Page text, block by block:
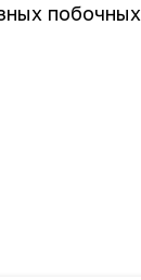
побочных